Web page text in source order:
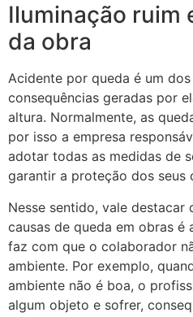
Iluminação ruim
da obra
Acidente por queda é um
consequências geradas por
altura. Normalmente, as
por isso a empresa
adotar todas as medidas de
garantir a proteção dos seus
Nesse sentido, vale destacar
causas de queda em obras é
faz com que o colaborador
ambiente. Por exemplo,
ambiente não é boa, o
algum objeto e sofrer,